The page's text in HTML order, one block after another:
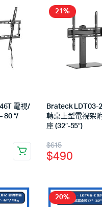
電視/
80 “/
21%
Brateck LDT03-
轉桌上型電視架
座 (32″-55″)
$615
$490
20%